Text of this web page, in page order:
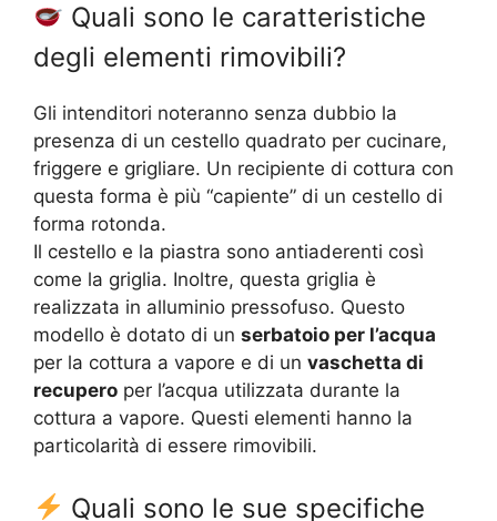
Quali sono le caratteristiche
degli elementi rimovibili?
Gli intenditori noteranno senza dubbio la
presenza di un cestello quadrato per cucinare,
friggere e grigliare. Un recipiente di cottura con
questa forma è più “capiente” di un cestello di
forma rotonda.
Il cestello e la piastra sono antiaderenti così
come la griglia. Inoltre, questa griglia è
realizzata in alluminio pressofuso. Questo
modello è dotato di un serbatoio per l’acqua
per la cottura a vapore e di un vaschetta di
recupero per l’acqua utilizzata durante la
cottura a vapore. Questi elementi hanno la
particolarità di essere rimovibili.
Quali sono le sue specifiche